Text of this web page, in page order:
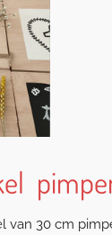
van 30 cm